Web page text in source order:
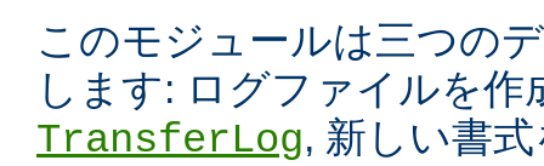
このモジュールは三つの
します: ログファイルを作
TransferLog, 新しい書